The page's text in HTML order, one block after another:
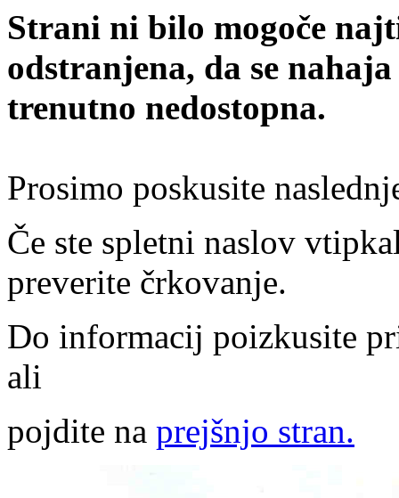
Strani ni bilo mogoče
odstranjena, da se
trenutno nedostopna.
Prosimo poskusite
Če ste spletni naslov
preverite črkovanje.
Do informacij poizkusite
ali
pojdite na prejšnjo stran.